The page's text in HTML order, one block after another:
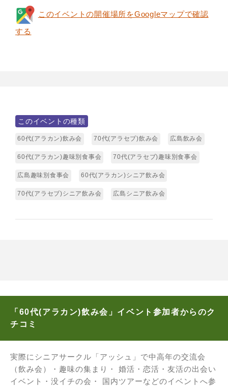
このイベントの開催場所をGoogleマップで確認
する
このイベントの種類
60代(アラカン)飲み会 70代(アラセブ)飲み会 広島飲み会
60代(アラカン)趣味別食事会 70代(アラセブ)趣味別食事会
広島趣味別食事会 60代(アラカン)シニア飲み会
70代(アラセブ)シニア飲み会 広島シニア飲み会
「60代(アラカン)飲み会」イベント参加者からのク
チコミ
実際にシニアサークル「アッシュ」で中高年の交流会
（飲み会）・趣味の集まり・ 婚活・恋活・友活の出会い
イベント・没イチの会・ 国内ツアーなどのイベントへ参